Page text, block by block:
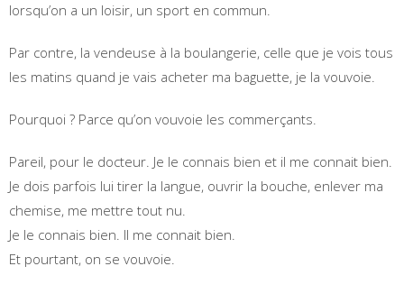
lorsqu’on a un loisir, un sport en commun.
Par contre, la vendeuse à la boulangerie, celle que je vois tous
les matins quand je vais acheter ma baguette, je la vouvoie.
Pourquoi ? Parce qu’on vouvoie les commerçants.
Pareil, pour le docteur. Je le connais bien et il me connait bien.
Je dois parfois lui tirer la langue, ouvrir la bouche, enlever ma
chemise, me mettre tout nu.
Je le connais bien. Il me connait bien.
Et pourtant, on se vouvoie.